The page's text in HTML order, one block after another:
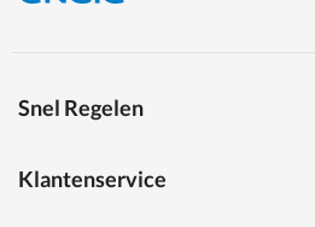
Snel Regelen
Klantenservice